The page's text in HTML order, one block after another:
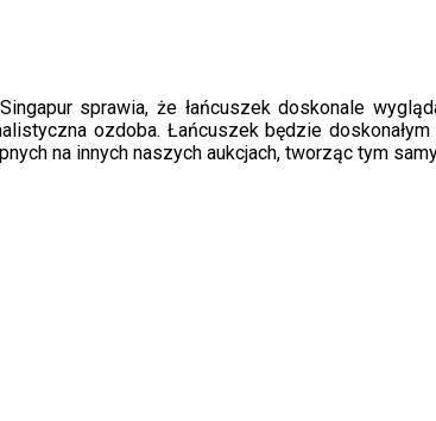
sprawia, że łańcuszek doskonale
ozdoba. Łańcuszek będzie
na innych naszych aukcjach, tworząc tym